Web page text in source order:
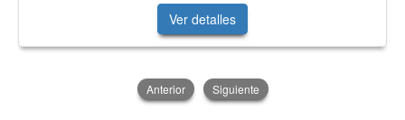
Ver detalles
Anterior Siguiente